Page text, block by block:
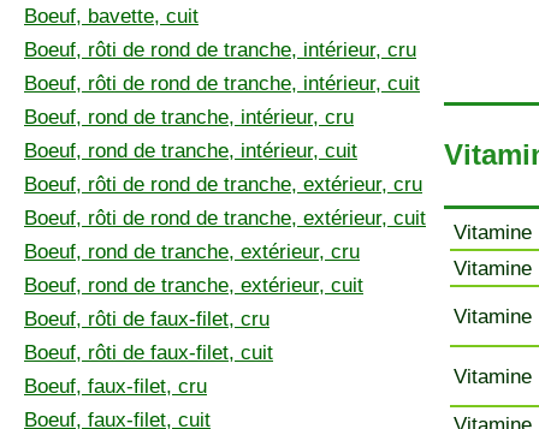
Boeuf, bavette, cuit
Boeuf, rôti de rond de tranche, intérieur, cru
Boeuf, rôti de rond de tranche, intérieur, cuit
Boeuf, rond de tranche, intérieur, cru
Boeuf, rond de tranche, intérieur, cuit
Boeuf, rôti de rond de tranche, extérieur, cru
Boeuf, rôti de rond de tranche, extérieur, cuit
Boeuf, rond de tranche, extérieur, cru
Boeuf, rond de tranche, extérieur, cuit
Boeuf, rôti de faux-filet, cru
Boeuf, rôti de faux-filet, cuit
Boeuf, faux-filet, cru
Boeuf, faux-filet, cuit
Vitamine
Vitamine
Vitamine
Vitamine